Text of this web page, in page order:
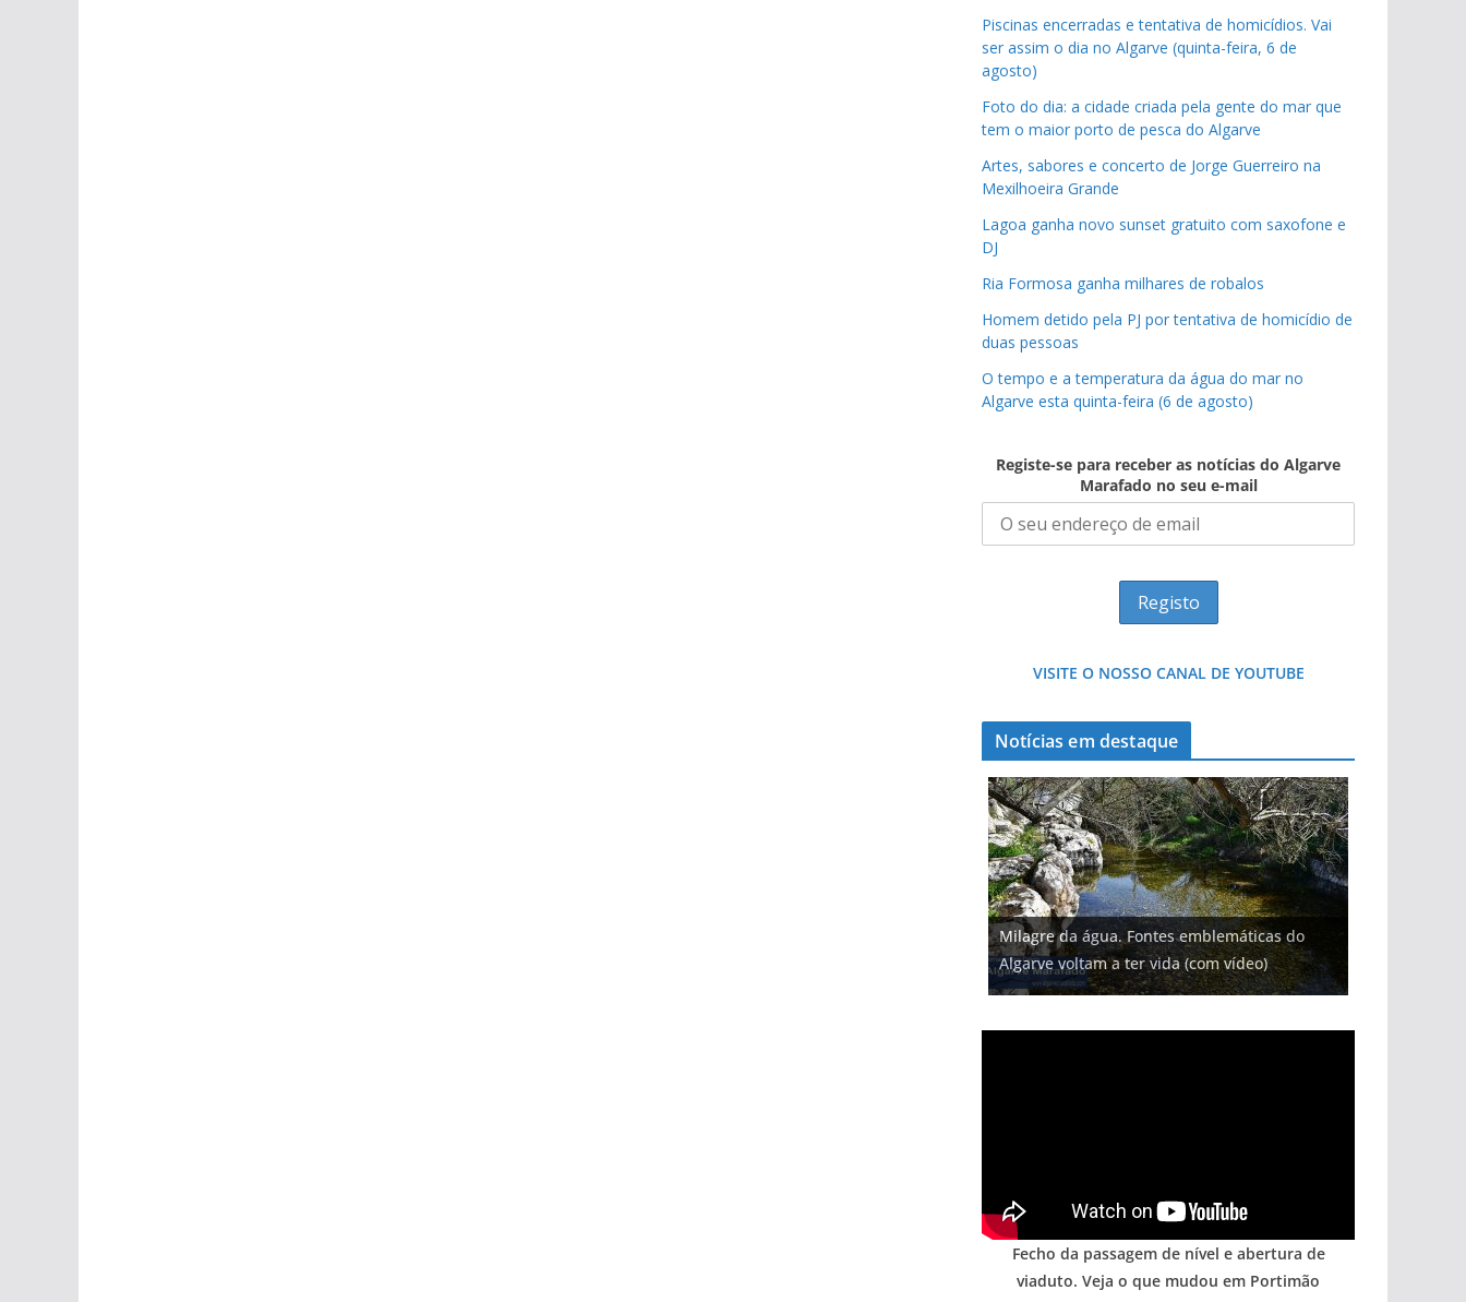
Piscinas encerradas e tentativa de homicídios. Vai
ser assim o dia no Algarve (quinta-feira, 6 de
agosto)
Foto do dia: a cidade criada pela gente do mar que
tem o maior porto de pesca do Algarve
Artes, sabores e concerto de Jorge Guerreiro na
Mexilhoeira Grande
Lagoa ganha novo sunset gratuito com saxofone e
DJ
Ria Formosa ganha milhares de robalos
Homem detido pela PJ por tentativa de homicídio de
duas pessoas
O tempo e a temperatura da água do mar no
Algarve esta quinta-feira (6 de agosto)
Registe-se para receber as notícias do Algarve
Marafado no seu e-mail
VISITE O NOSSO CANAL DE YOUTUBE
Notícias em destaque
Milagre da água. Fontes emblemáticas do
Algarve voltam a ter vida (com vídeo)
Tapas do mar a 3 euros cada. Nova rota
gastronómica nasce no Algarve
Tempestades roubam areia de praias e põem
arribas em risco no Algarve (com vídeo)
Projeto milionário: investimento de 108
milhões de euros na construção de dois
hotéis (com vídeo)
Foto do dia: uma cidade algarvia que cresceu
entre redes e fábricas
Fecho da passagem de nível e abertura de
viaduto. Veja o que mudou em Portimão